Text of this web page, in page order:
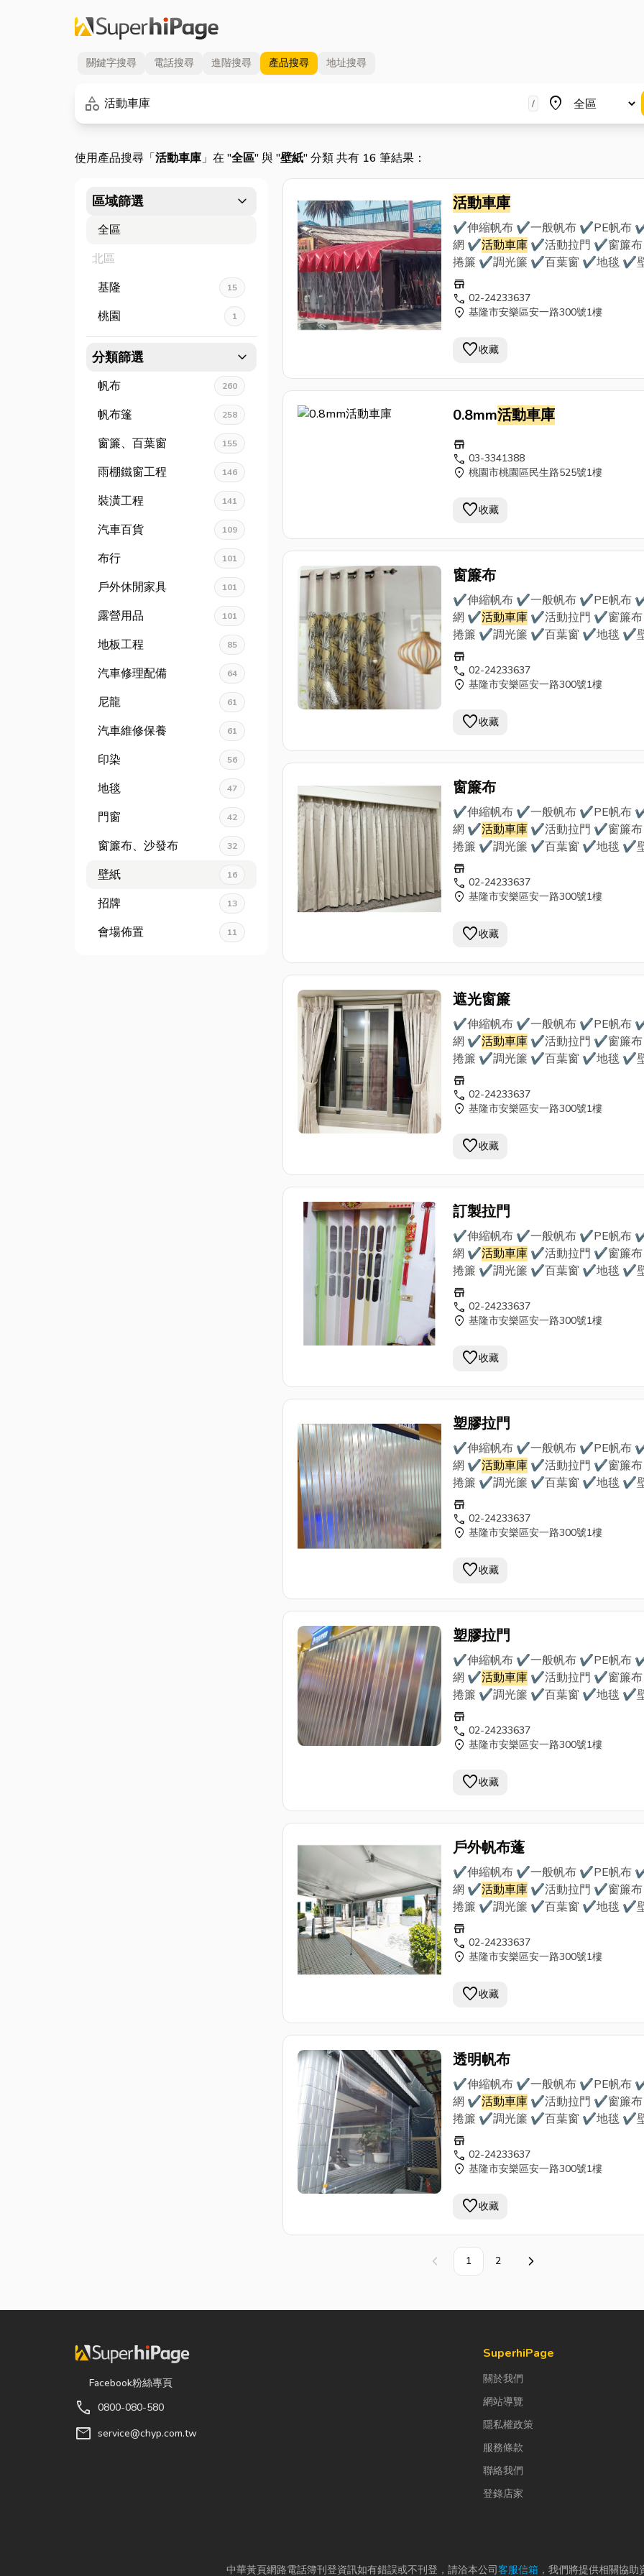
關鍵字搜尋 電話搜尋 進階搜尋 產品搜尋 地址搜尋
category
關鍵字 / place
地區
使用產品搜尋「活動車庫」在 "全區" 與 "壁紙" 分類 共有 16 筆結果：
區域篩選 expand_more
全區
北區
基隆
15
桃園 1
分類篩選 expand_more
帆布 260
帆布篷 258
窗簾、百葉窗 155
雨棚鐵窗工程 146
裝潢工程 141
汽車百貨 109
布行 101
戶外休閒家具 101
露營用品 101
地板工程 85
汽車修理配備 64
尼龍 61
汽車維修保養 61
印染 56
地毯 47
門窗 42
窗簾布、沙發布 32
壁紙 16
招牌 13
會場佈置 11
活動車庫
✔伸縮帆布 ✔一般帆布 ✔PE帆布
網 ✔活動車庫✔活動拉門 ✔窗簾
捲簾 ✔調光簾 ✔百葉窗 ✔地毯 ✔
✔地磚 ★到府丈量估價，責任施工★ 我們
使用最優質的帆布、窗簾布等材料，結
多年經驗專業師傅的手藝， 為客戶需
裝， 是您首選的帆布裝潢行。
store
call 02-24233637
location_on 基隆市安樂區安一路300號1樓
favorite收藏
0.8mm活動車庫
store
call 03-3341388
location_on 桃園市桃園區民生路525號1樓
favorite收藏
窗簾布
✔伸縮帆布 ✔一般帆布 ✔PE帆布
網 ✔活動車庫✔活動拉門 ✔窗簾
捲簾 ✔調光簾 ✔百葉窗 ✔地毯 ✔
✔地磚 ★到府丈量估價，責任施工★ 我們
使用最優質的帆布、窗簾布等材料，結
多年經驗專業師傅的手藝， 為客戶需
裝， 是您首選的帆布裝潢行。
store
call 02-24233637
location_on 基隆市安樂區安一路300號1樓
favorite收藏
窗簾布
✔伸縮帆布 ✔一般帆布 ✔PE帆布
網 ✔活動車庫✔活動拉門 ✔窗簾
捲簾 ✔調光簾 ✔百葉窗 ✔地毯 ✔
✔地磚 ★到府丈量估價，責任施工★ 我們
使用最優質的帆布、窗簾布等材料，結
多年經驗專業師傅的手藝， 為客戶需
裝， 是您首選的帆布裝潢行。
store
call 02-24233637
location_on 基隆市安樂區安一路300號1樓
favorite收藏
遮光窗簾
✔伸縮帆布 ✔一般帆布 ✔PE帆布
網 ✔活動車庫✔活動拉門 ✔窗簾
捲簾 ✔調光簾 ✔百葉窗 ✔地毯 ✔
✔地磚 ★到府丈量估價，責任施工★ 我們
使用最優質的帆布、窗簾布等材料，結
多年經驗專業師傅的手藝， 為客戶需
裝， 是您首選的帆布裝潢行。
store
call 02-24233637
location_on 基隆市安樂區安一路300號1樓
favorite收藏
訂製拉門
✔伸縮帆布 ✔一般帆布 ✔PE帆布
網 ✔活動車庫✔活動拉門 ✔窗簾
捲簾 ✔調光簾 ✔百葉窗 ✔地毯 ✔
✔地磚 ★到府丈量估價，責任施工★ 我們
使用最優質的帆布、窗簾布等材料，結
多年經驗專業師傅的手藝， 為客戶需
裝， 是您首選的帆布裝潢行。
store
call 02-24233637
location_on 基隆市安樂區安一路300號1樓
favorite收藏
塑膠拉門
✔伸縮帆布 ✔一般帆布 ✔PE帆布
網 ✔活動車庫✔活動拉門 ✔窗簾
捲簾 ✔調光簾 ✔百葉窗 ✔地毯 ✔
✔地磚 ★到府丈量估價，責任施工★ 我們
使用最優質的帆布、窗簾布等材料，結
多年經驗專業師傅的手藝， 為客戶需
裝， 是您首選的帆布裝潢行。
store
call 02-24233637
location_on 基隆市安樂區安一路300號1樓
favorite收藏
塑膠拉門
✔伸縮帆布 ✔一般帆布 ✔PE帆布
網 ✔活動車庫✔活動拉門 ✔窗簾
捲簾 ✔調光簾 ✔百葉窗 ✔地毯 ✔
✔地磚 ★到府丈量估價，責任施工★ 我們
使用最優質的帆布、窗簾布等材料，結
多年經驗專業師傅的手藝， 為客戶需
裝， 是您首選的帆布裝潢行。
store
call 02-24233637
location_on 基隆市安樂區安一路300號1樓
favorite收藏
戶外帆布蓬
✔伸縮帆布 ✔一般帆布 ✔PE帆布
網 ✔活動車庫✔活動拉門 ✔窗簾
捲簾 ✔調光簾 ✔百葉窗 ✔地毯 ✔
✔地磚 ★到府丈量估價，責任施工★ 我們
使用最優質的帆布、窗簾布等材料，結
多年經驗專業師傅的手藝， 為客戶需
裝， 是您首選的帆布裝潢行。
store
call 02-24233637
location_on 基隆市安樂區安一路300號1樓
favorite收藏
透明帆布
✔伸縮帆布 ✔一般帆布 ✔PE帆布
網 ✔活動車庫✔活動拉門 ✔窗簾
捲簾 ✔調光簾 ✔百葉窗 ✔地毯 ✔
✔地磚 ★到府丈量估價，責任施工★ 我們
使用最優質的帆布、窗簾布等材料，結
多年經驗專業師傅的手藝， 為客戶需
裝， 是您首選的帆布裝潢行。
store
call 02-24233637
location_on 基隆市安樂區安一路300號1樓
favorite收藏
上一頁 1 2 下一頁
Facebook粉絲專頁
call 0800-080-580
mail service@chyp.com.tw
SuperhiPage
關於我們
網站導覽
隱私權政策
服務條款
聯絡我們
登錄店家
中華黃頁網路電話簿刊登資訊如有錯誤或不刊登，請洽本公司客服信箱 ，我們將提供相關協助